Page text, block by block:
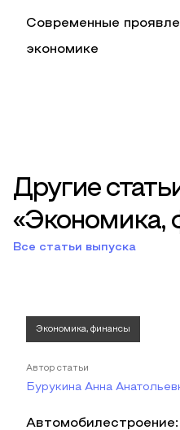
Современные
экономике
Другие
«Экономика,
Все статьи выпуска
Экономика, финансы
Автор статьи
Бурукина Анна